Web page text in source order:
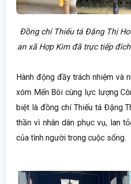
Đồng chí Thiếu tá Đặng Thị
an xã Hợp Kim đã trực tiếp
Hành động đầy trách nhiệm và
xóm Mến Bôi cùng lực lượng
biệt là đồng chí Thiếu tá Đặng
thần vì nhân dân phục vụ, lan
của tình người trong cuộc sống.